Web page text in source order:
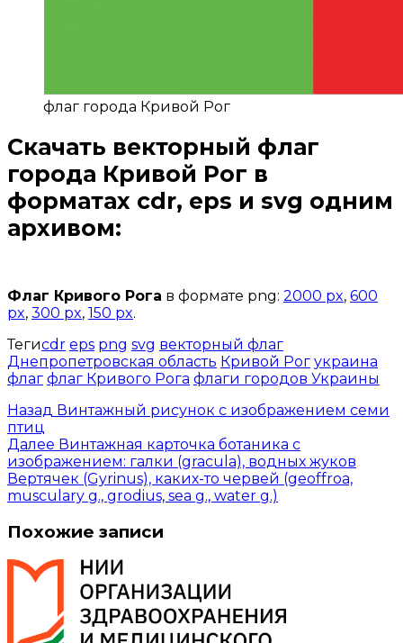
флаг города Кривой Рог
Скачать векторный флаг
города Кривой Рог в
форматах cdr, eps и svg одним
архивом:
Флаг Кривого Рога в формате png: 2000 px, 600
px, 300 px, 150 px.
Тегиcdr eps png svg векторный флаг
Днепропетровская область Кривой Рог украина
флаг флаг Кривого Рога флаги городов Украины
Назад Винтажный рисунок с изображением семи
птиц
Далее Винтажная карточка ботаника с
изображением: галки (gracula), водных жуков
Вертячек (Gyrinus), каких-то червей (geoffroa,
musculary g., grodius, sea g., water g.)
Похожие записи